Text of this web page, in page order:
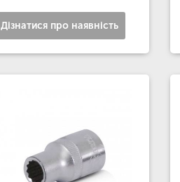
Дізнатися про наявність